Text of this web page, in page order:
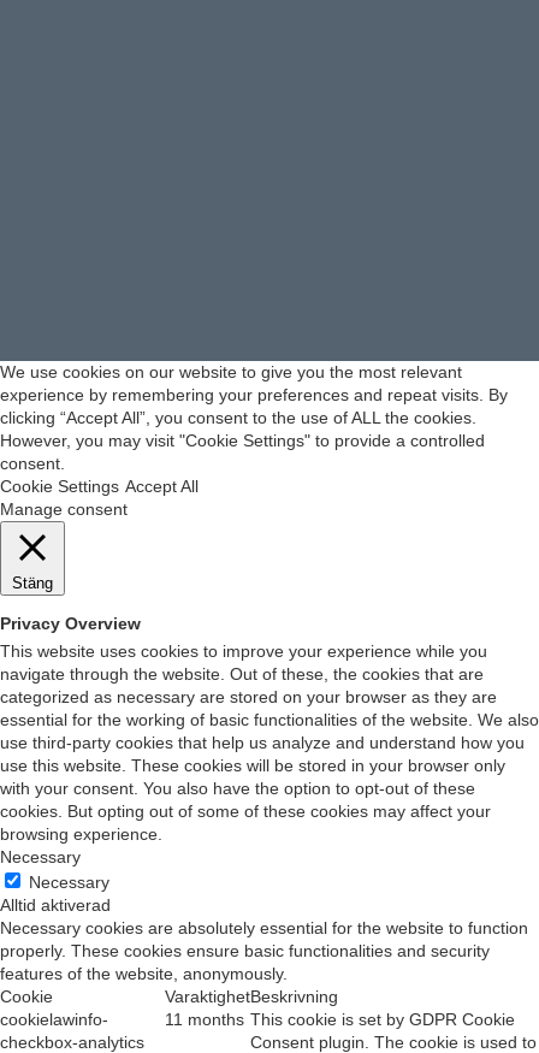
We use cookies on our website to give you the most relevant
experience by remembering your preferences and repeat visits. By
clicking “Accept All”, you consent to the use of ALL the cookies.
However, you may visit "Cookie Settings" to provide a controlled
consent.
Cookie Settings Accept All
Manage consent
Stäng
Privacy Overview
This website uses cookies to improve your experience while you
navigate through the website. Out of these, the cookies that are
categorized as necessary are stored on your browser as they are
essential for the working of basic functionalities of the website. We also
use third-party cookies that help us analyze and understand how you
use this website. These cookies will be stored in your browser only
with your consent. You also have the option to opt-out of these
cookies. But opting out of some of these cookies may affect your
browsing experience.
Necessary
Necessary
Alltid aktiverad
Necessary cookies are absolutely essential for the website to function
properly. These cookies ensure basic functionalities and security
features of the website, anonymously.
Cookie
VaraktighetBeskrivning
cookielawinfo-
checkbox-analytics
11 months This cookie is set by GDPR Cookie
Consent plugin. The cookie is used to